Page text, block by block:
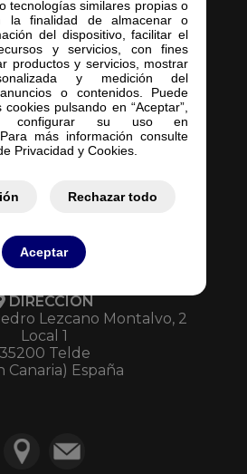
tecnologías similares propias o
la finalidad de almacenar o
del dispositivo, facilitar el
y servicios, con fines
productos y servicios, mostrar
y medición del
o contenidos. Puede
pulsando en “Aceptar”,
configurar su uso en
Para más información consulte
Privacidad y Cookies.
Rechazar todo
Aceptar
Inicio
Empresa
Servicios
Contacto
Mis Pedidos
Presupuestos
DIRECCIÓN
Lezcano Montalvo, 2
Local 1
35200 Telde
Canaria) España